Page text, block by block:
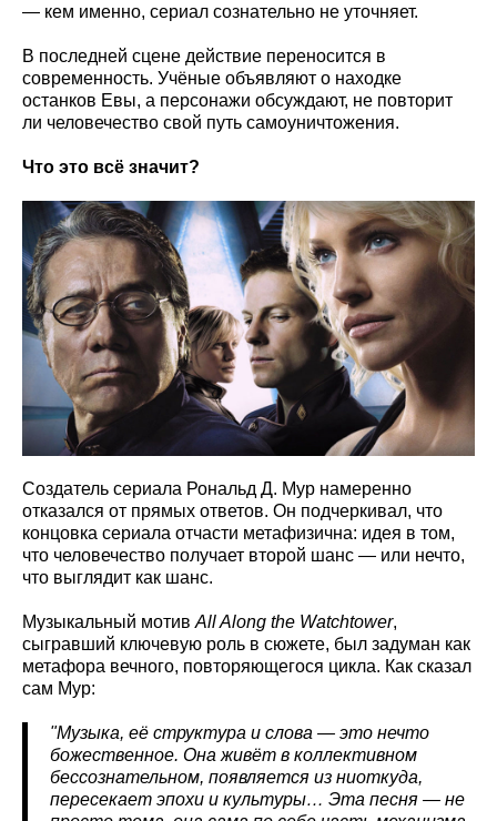
— кем именно, сериал сознательно не уточняет.
В последней сцене действие переносится в
современность. Учёные объявляют о находке
останков Евы, а персонажи обсуждают, не повторит
ли человечество свой путь самоуничтожения.
Что это всё значит?
Создатель сериала Рональд Д. Мур намеренно
отказался от прямых ответов. Он подчеркивал, что
концовка сериала отчасти метафизична: идея в том,
что человечество получает второй шанс — или нечто,
что выглядит как шанс.
Музыкальный мотив AllAlong the Watchtower,
сыгравший ключевую роль в сюжете, был задуман как
метафора вечного, повторяющегося цикла. Как сказал
сам Мур:
"Музыка, её структура и слова — это нечто
божественное. Она живёт в коллективном
бессознательном, появляется из ниоткуда,
пересекает эпохи и культуры… Эта песня — не